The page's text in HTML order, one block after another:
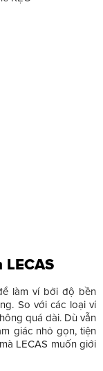
làm ví bởi độ bền
So với các loại ví
quá dài. Dù vẫn
giác nhỏ gọn, tiện
LECAS muốn giới